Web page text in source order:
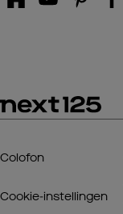
Colofon
Cookie-instellingen